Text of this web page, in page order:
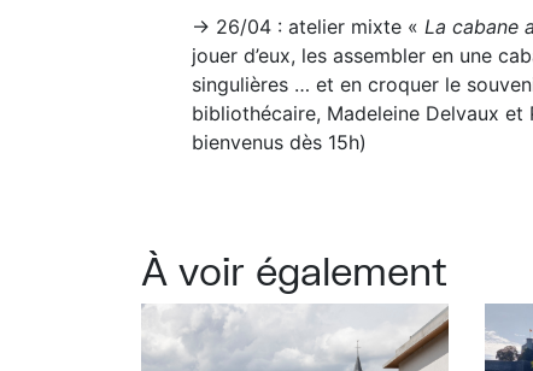
→ 26/04 : atelier mixte « La cabane
jouer d’eux, les assembler en une
singulières … et en croquer le
bibliothécaire, Madeleine Delvaux
bienvenus dès 15h)
À voir également